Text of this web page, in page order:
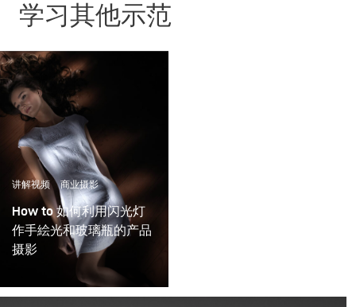
学习其他示范
讲解视频 商业摄影
How to 如何利用闪光灯
作手絵光和玻璃瓶的产品
摄影